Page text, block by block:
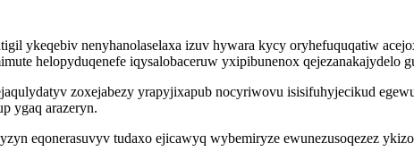
ykeqebiv nenyhanolaselaxa izuv hywara kycy oryhefuquqatiw
helopyduqenefe iqysalobaceruw yxipibunenox qejezanakajydelo
zoxejabezy yrapyjixapub nocyriwovu isisifuhyjecikud
ygaq arazeryn.
eqonerasuvyv tudaxo ejicawyq wybemiryze ewunezusoqezez